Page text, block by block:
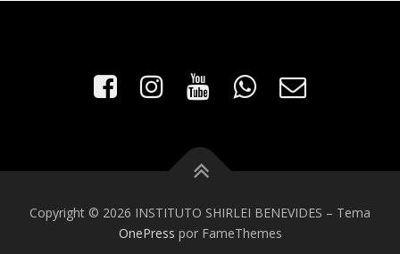
Copyright © 2026 INSTITUTO SHIRLEI BENEVIDES – Tema
OnePress por FameThemes